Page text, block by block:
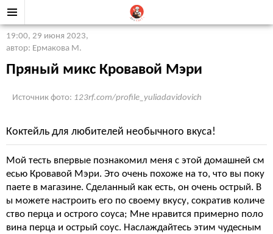
19:00, 29 июня 2023,
автор: Ермакова М.
Пряный микс Кровавой Мэри
Источник фото: 123rf.com/profile_yuliadavidovich
Коктейль для любителей необычного вкуса!
Мой тесть впервые познакомил меня с этой домашней см
есью Кровавой Мэри. Это очень похоже на то, что вы поку
паете в магазине. Сделанный как есть, он очень острый. В
ы можете настроить его по своему вкусу, сократив количе
ство перца и острого соуса; Мне нравится примерно поло
вина перца и острый соус. Наслаждайтесь этим чудесным